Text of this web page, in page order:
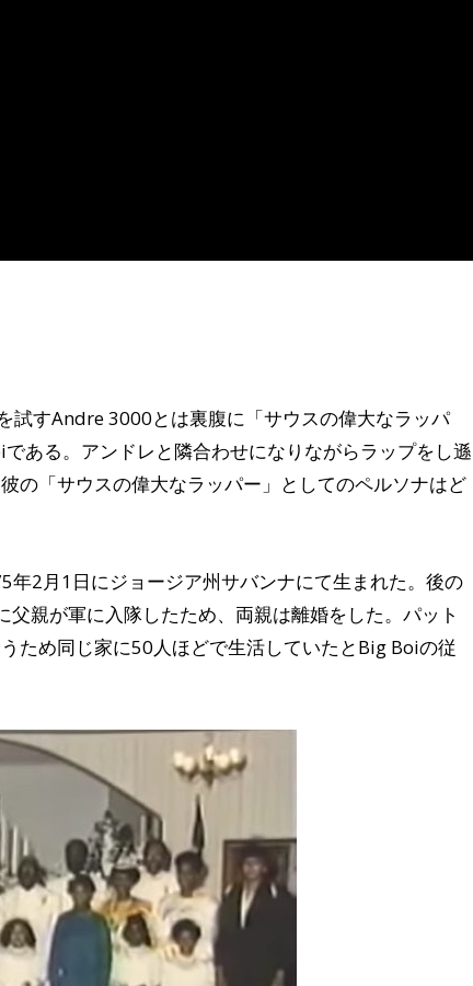
試すAndre 3000とは裏腹に「サウスの偉大なラッパ
ある。アンドレと隣合わせになりながらラップをし遜
の「サウスの偉大なラッパー」としてのペルソナはど
2月1日にジョージア州サバンナにて生まれた。後の
親が軍に入隊したため、両親は離婚をした。パット
ため同じ家に50人ほどで生活していたとBig Boiの従